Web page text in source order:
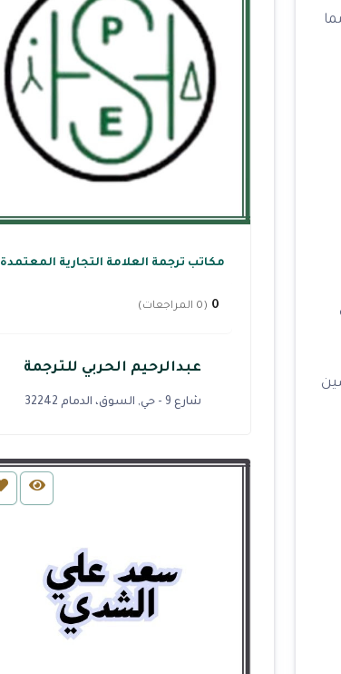
مكاتب ترجمة العلامة التجارية المعتمدة
0 (0 المراجعات)
عبدالرحيم الحربي للترجمة
شارع 9 - حي, السوق، الدمام 32242